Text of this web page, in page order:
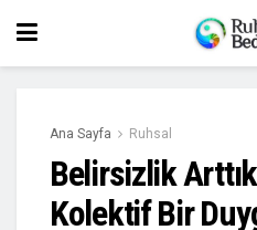
Ana Sayfa Ruhsal
Belirsizlik
Kolektif Bir